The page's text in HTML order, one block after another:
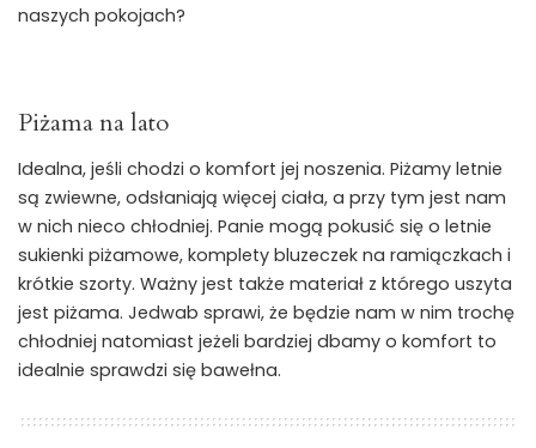
naszych pokojach?
Piżama na lato
Idealna, jeśli chodzi o komfort jej noszenia. Piżamy letnie
są zwiewne, odsłaniają więcej ciała, a przy tym jest nam
w nich nieco chłodniej. Panie mogą pokusić się o letnie
sukienki piżamowe, komplety bluzeczek na ramiączkach i
krótkie szorty. Ważny jest także materiał z którego uszyta
jest piżama. Jedwab sprawi, że będzie nam w nim trochę
chłodniej natomiast jeżeli bardziej dbamy o komfort to
idealnie sprawdzi się bawełna.